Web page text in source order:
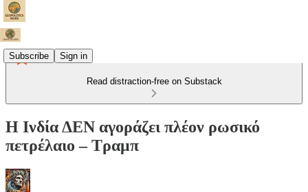
Subscribe Sign in
Read distraction-free on Substack
Η Ινδία ΔΕΝ αγοράζει πλέον ρωσικό
πετρέλαιο – Τραμπ